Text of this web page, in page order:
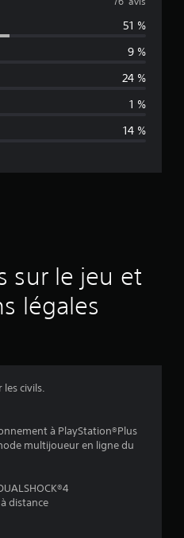
y
e
n
n
d
a
s
3
51 %
9 %
24 %
1 %
14 %
sur le jeu et
légales
civils.
à PlayStation®Plus
multijoueur en ligne du
distance